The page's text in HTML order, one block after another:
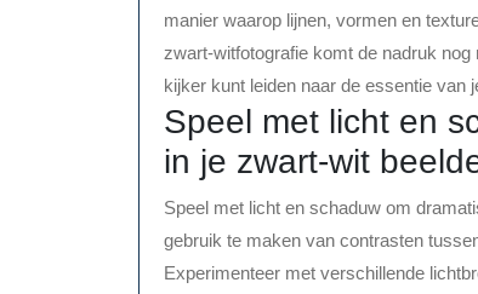
manier waarop lijnen, vormen en
zwart-witfotografie komt de nadruk
kijker kunt leiden naar de essentie van
Speel met licht en
in je zwart-wit
Speel met licht en schaduw om
gebruik te maken van contrasten
Experimenteer met verschillende